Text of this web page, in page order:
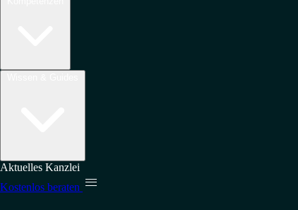
Aktuelles Kanzlei
Kostenlos beraten 